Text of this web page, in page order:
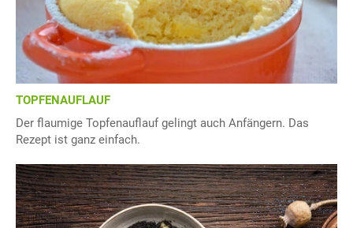
TOPFENAUFLAUF
Der flaumige Topfenauflauf gelingt auch Anfängern. Das
Rezept ist ganz einfach.